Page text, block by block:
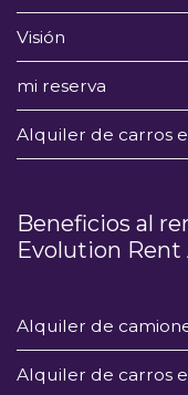
Visión
mi reserva
Alquiler de carros
Beneficios al
Evolution Rent
Alquiler de
Alquiler de carros